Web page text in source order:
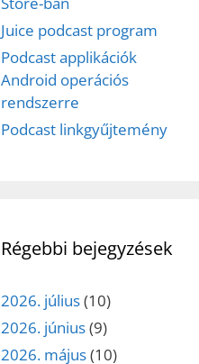
Juice podcast program
Podcast applikációk
Android operációs
rendszerre
Podcast linkgyűjtemény
Régebbi bejegyzések
2026. július(10)
2026. június(9)
2026. május(10)